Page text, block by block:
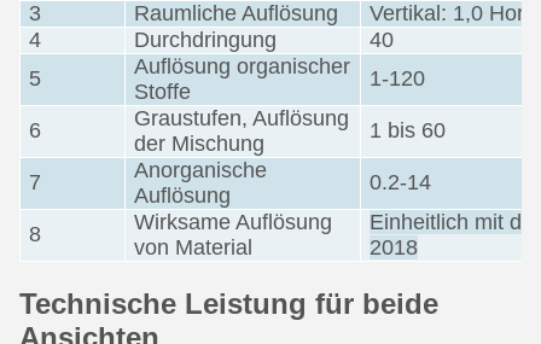
3
Raumliche Auflösung
Vertikal: 1,0
4
Durchdringung
40
5
Auflösung organischer
Stoffe
1-120
6
Graustufen, Auflösung
der Mischung
1 bis 60
7
Anorganische
Auflösung
0.2-14
8
Wirksame Auflösung
von Material
Einheitlich mit
2018
Technische Leistung für beide
Ansichten